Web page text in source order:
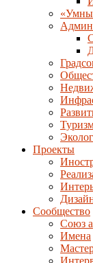
Проекты
Сообщество
Союз
Имена